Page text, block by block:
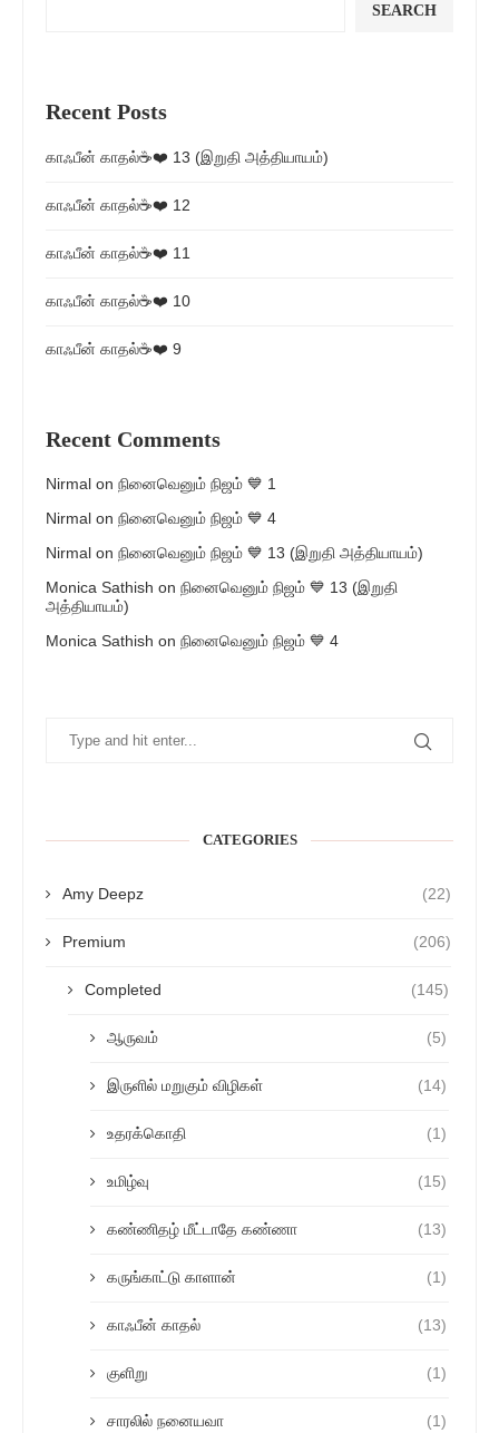
SEARCH
Recent Posts
காஃபீன் காதல்☕❤️ 13 (இறுதி அத்தியாயம்)
காஃபீன் காதல்☕❤️ 12
காஃபீன் காதல்☕❤️ 11
காஃபீன் காதல்☕❤️ 10
காஃபீன் காதல்☕❤️ 9
Recent Comments
Nirmal on நினைவெனும் நிஜம் 💙 1
Nirmal on நினைவெனும் நிஜம் 💙 4
Nirmal on நினைவெனும் நிஜம் 💙 13 (இறுதி அத்தியாயம்)
Monica Sathish on நினைவெனும் நிஜம் 💙 13 (இறுதி
அத்தியாயம்)
Monica Sathish on நினைவெனும் நிஜம் 💙 4
CATEGORIES
Amy Deepz (22)
Premium (206)
Completed (145)
ஆருவம் (5)
இருளில் மறுகும் விழிகள் (14)
உதரக்கொதி (1)
உமிழ்வு (15)
கண்ணிதழ் மீட்டாதே கண்ணா (13)
கருங்காட்டு காளான் (1)
காஃபீன் காதல் (13)
குளிறு (1)
சாரலில் நனையவா (1)